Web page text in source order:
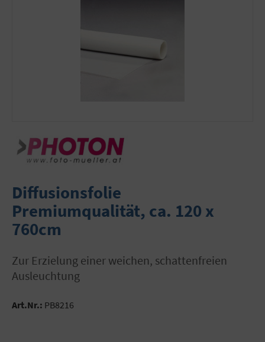
Diffusionsfolie
Premiumqualität, ca. 120 x
760cm
zur Erzielung einer weichen, schattenfreien
Ausleuchtung
Art.Nr.: PB8216